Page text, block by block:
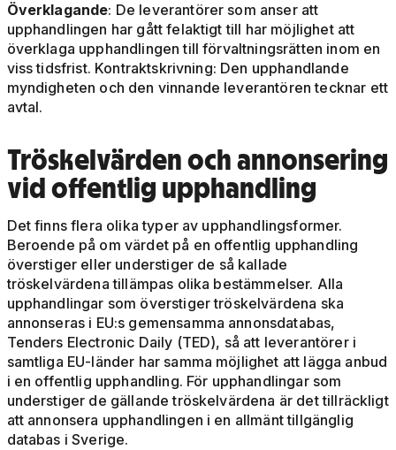
Överklagande: De leverantörer som anser att
upphandlingen har gått felaktigt till har möjlighet att
överklaga upphandlingen till förvaltningsrätten inom en
viss tidsfrist. Kontraktskrivning: Den upphandlande
myndigheten och den vinnande leverantören tecknar ett
avtal.
Tröskelvärden och annonsering
vid offentlig upphandling
Det finns flera olika typer av upphandlingsformer.
Beroende på om värdet på en offentlig upphandling
överstiger eller understiger de så kallade
tröskelvärdena tillämpas olika bestämmelser. Alla
upphandlingar som överstiger tröskelvärdena ska
annonseras i EU:s gemensamma annonsdatabas,
Tenders Electronic Daily (TED), så att leverantörer i
samtliga EU-länder har samma möjlighet att lägga anbud
i en offentlig upphandling. För upphandlingar som
understiger de gällande tröskelvärdena är det tillräckligt
att annonsera upphandlingen i en allmänt tillgänglig
databas i Sverige.